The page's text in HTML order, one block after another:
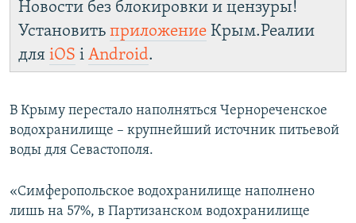
Новости без блокировки и цензуры!
Установить приложение Крым.Реалии
для iOS і Android.
В Крыму перестало наполняться Чернореченское
водохранилище – крупнейший источник питьевой
воды для Севастополя.
«Симферопольское водохранилище наполнено
лишь на 57%, в Партизанском водохранилище